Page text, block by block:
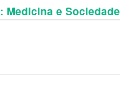
Medicina e Sociedade